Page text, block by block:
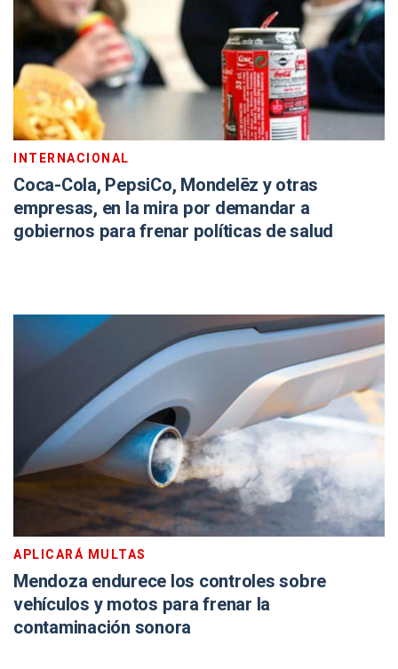
INTERNACIONAL
Coca-Cola, PepsiCo, Mondelēz y otras
empresas, en la mira por demandar a
gobiernos para frenar políticas de salud
APLICARÁ MULTAS
Mendoza endurece los controles sobre
vehículos y motos para frenar la
contaminación sonora